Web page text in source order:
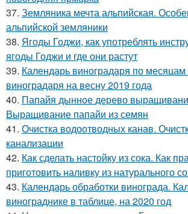
37. Земляника мечта альпийская.
альпийской земляники
38. Ягоды Годжи, как употреблять
ягоды Годжи и где они растут
39. Календарь виноградаря по
виноградаря на весну 2019 года
40. Папайя дынное дерево
Выращивание папайи из семян
41. Очистка водоотводных канав.
канализации
42. Как сделать настойку из сока. Как
приготовить наливку из натурального
43. Календарь обработки винограда.
винограднике в таблице, на 2020 год